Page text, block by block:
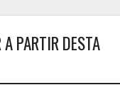
PARTIR DESTA